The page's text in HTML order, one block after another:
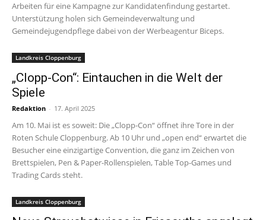
Arbeiten für eine Kampagne zur Kandidatenfindung gestartet.
Unterstützung holen sich Gemeindeverwaltung und
Gemeindejugendpflege dabei von der Werbeagentur Biceps.
Landkreis Cloppenburg
„Clopp-Con“: Eintauchen in die Welt der
Spiele
Redaktion - 17. April 2025
Am 10. Mai ist es soweit: Die „Clopp-Con“ öffnet ihre Tore in der
Roten Schule Cloppenburg. Ab 10 Uhr und „open end“ erwartet die
Besucher eine einzigartige Convention, die ganz im Zeichen von
Brettspielen, Pen & Paper-Rollenspielen, Table Top-Games und
Trading Cards steht.
Landkreis Cloppenburg